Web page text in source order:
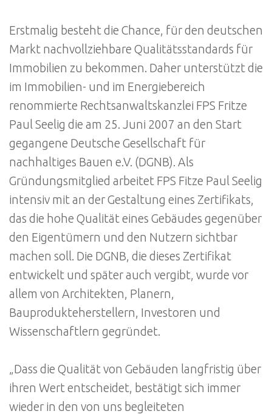
Erstmalig besteht die Chance, für den deutschen
Markt nachvollziehbare Qualitätsstandards für
Immobilien zu bekommen. Daher unterstützt die
im Immobilien- und im Energiebereich
renommierte Rechtsanwaltskanzlei FPS Fritze
Paul Seelig die am 25. Juni 2007 an den Start
gegangene Deutsche Gesellschaft für
nachhaltiges Bauen e.V. (DGNB). Als
Gründungsmitglied arbeitet FPS Fitze Paul Seelig
intensiv mit an der Gestaltung eines Zertifikats,
das die hohe Qualität eines Gebäudes gegenüber
den Eigentümern und den Nutzern sichtbar
machen soll. Die DGNB, die dieses Zertifikat
entwickelt und später auch vergibt, wurde vor
allem von Architekten, Planern,
Bauprodukteherstellern, Investoren und
Wissenschaftlern gegründet.
„Dass die Qualität von Gebäuden langfristig über
ihren Wert entscheidet, bestätigt sich immer
wieder in den von uns begleiteten